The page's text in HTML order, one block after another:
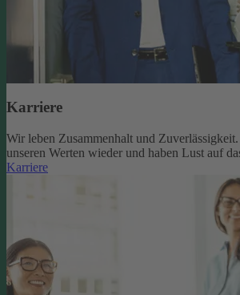
Karriere
Wir leben Zusammenhalt und
unseren Werten wieder und haben Lust auf
Karriere